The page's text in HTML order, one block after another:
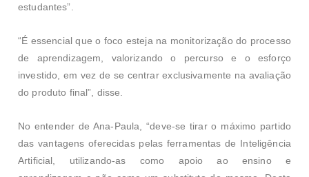
estudantes”.
“É essencial que o foco esteja na monitorização do processo
de aprendizagem, valorizando o percurso e o esforço
investido, em vez de se centrar exclusivamente na avaliação
do produto final”, disse.
No entender de Ana-Paula, “deve-se tirar o máximo partido
das vantagens oferecidas pelas ferramentas de Inteligência
Artificial, utilizando-as como apoio ao ensino e